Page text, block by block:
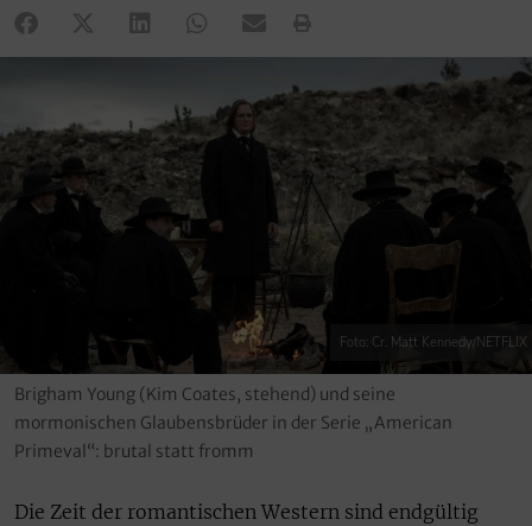
Foto: Cr. Matt Kennedy/NETFLIX
Brigham Young (Kim Coates, stehend) und seine
mormonischen Glaubensbrüder in der Serie „American
Primeval“: brutal statt fromm
Die Zeit der romantischen Western sind endgültig